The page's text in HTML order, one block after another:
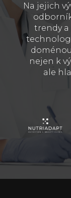
Na jejich
trendy a
nejen k
ale